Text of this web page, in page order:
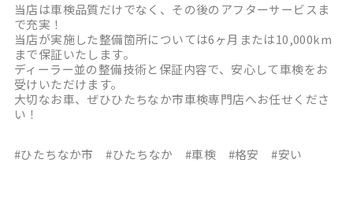
当店は車検品質だけでなく、その後のアフターサービスま
で充実！
当店が実施した整備箇所については6ヶ月または10,000km
まで保証いたします。
ディーラー並の整備技術と保証内容で、安心して車検をお
受けいただけます。
大切なお車、ぜひひたちなか市車検専門店へお任せくださ
い！
#ひたちなか市 #ひたちなか #車検 #格安 #安い